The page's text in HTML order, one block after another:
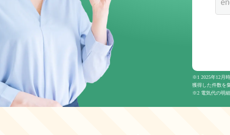
※1 2025年12月
獲得した件数を
※2 電気代の明